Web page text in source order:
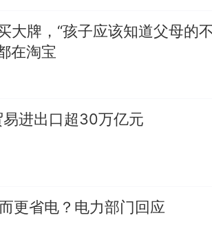
大牌，“孩子应该知道父母的不
在淘宝
进出口超30万亿元
更省电？电力部门回应